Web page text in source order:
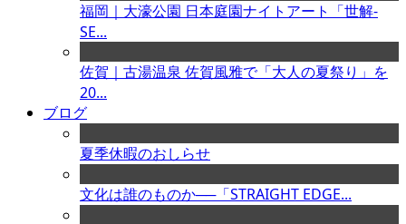
福岡｜大濠公園 日本庭園ナイトアート「世解-
SE...
佐賀｜古湯温泉 佐賀風雅で「大人の夏祭り」を
20...
ブログ
夏季休暇のおしらせ
文化は誰のものか──「STRAIGHT EDGE...